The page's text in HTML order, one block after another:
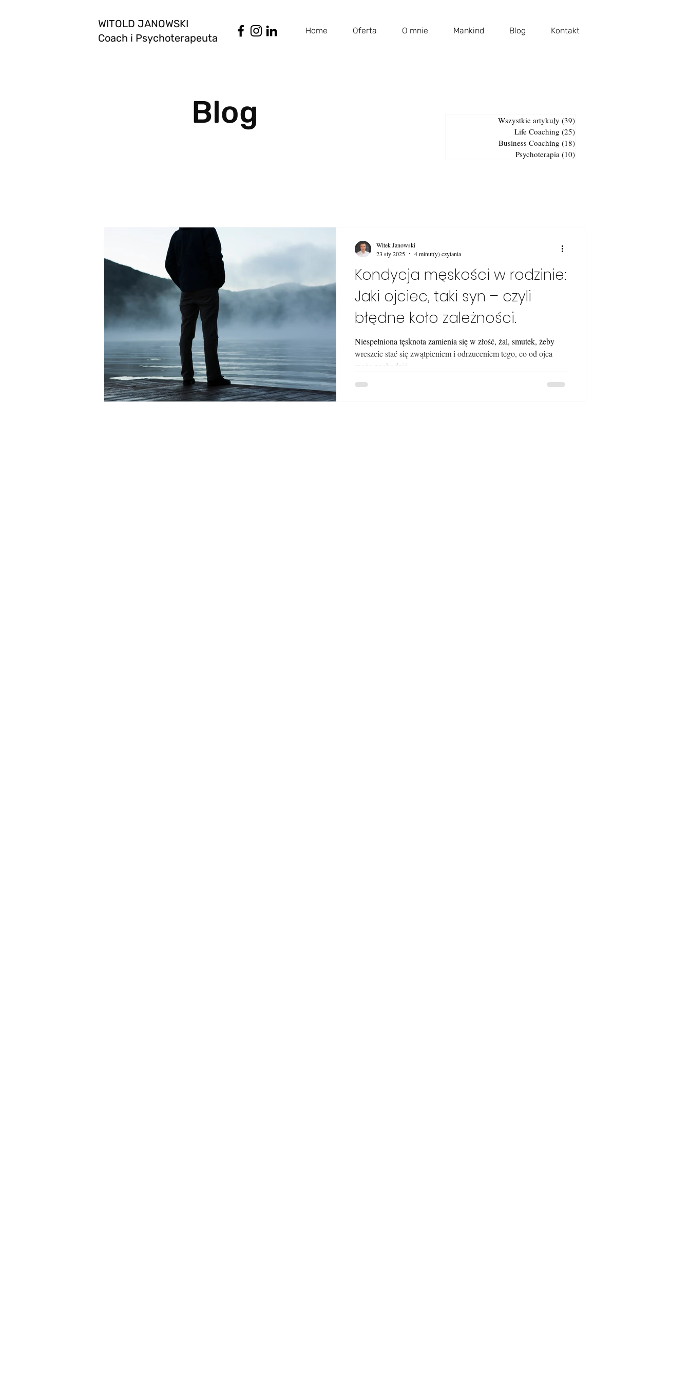
WITOLD JANOWSKI
Coach i Psychoterapeuta
Home Oferta O mnie Mankind Blog Kontakt
Blog Wszystkie artykuły (39)
Life Coaching (25)
Business Coaching (18)
Psychoterapia (10)
Kondycja męskości w rodzinie:
Jaki ojciec, taki syn – czyli
błędne koło zależności.
Niespełniona tęsknota zamienia się w złość, żal, smutek, żeby
wreszcie stać się zwątpieniem i odrzuceniem tego, co od ojca
może pochodzić.
Witek Janowski
23 sty 2025
4 minut(y) czytania